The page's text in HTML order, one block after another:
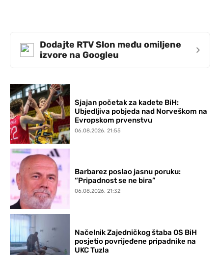
Dodajte RTV Slon među omiljene
izvore na Googleu
›
Sjajan početak za kadete BiH:
Ubjedljiva pobjeda nad Norveškom na
Evropskom prvenstvu
06.08.2026. 21:55
Barbarez poslao jasnu poruku:
“Pripadnost se ne bira”
06.08.2026. 21:32
Načelnik Zajedničkog štaba OS BiH
posjetio povrijeđene pripadnike na
UKC Tuzla